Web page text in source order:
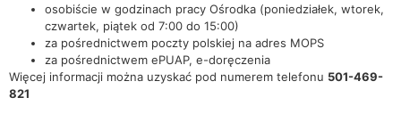
osobiście w godzinach pracy Ośrodka (poniedziałek, wtorek,
czwartek, piątek od 7:00 do 15:00)
za pośrednictwem poczty polskiej na adres MOPS
za pośrednictwem ePUAP, e-doręczenia
Więcej informacji można uzyskać pod numerem telefonu 501-469-
821